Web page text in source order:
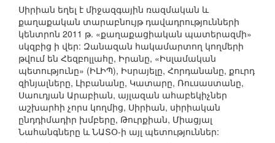
Սիրիան եղել է միջազգային ռազմական և
քաղաքական տարաբնույթ դավադրությունների
կենտրոն 2011 թ. «քաղաքացիական պատերազմի»
սկզբից ի վեր: Զանազան հակամարտող կողմերի
թվում են Հեզբոլլահը, Իրանը, «Իսլամական
պետությունը» (ԻԼԻՊ), Իսրայելը, Հորդանանը, քուրդ
զինյալները, Լիբանանը, Կատարը, Ռուսաստանը,
Սաուդյան Արաբիան, այլազան ահաբեկիչներ
աշխարհի չորս կողմից, Սիրիան, սիրիական
ընդդիմադիր խմբերը, Թուրքիան, Միացյալ
Նահանգները և ՆԱՏՕ-ի այլ պետություններ: